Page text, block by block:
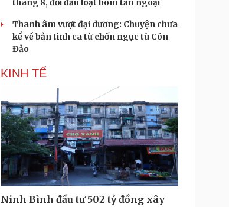
tháng 8, đối đầu loạt bom tấn ngoại
Thanh âm vượt đại dương: Chuyện chưa
kể về bản tình ca từ chốn ngục tù Côn
Đảo
KINH TẾ
Ninh Bình đầu tư 502 tỷ đồng xây